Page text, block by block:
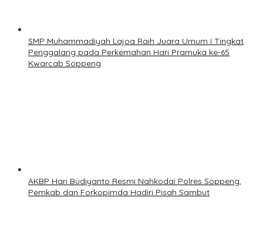
SMP Muhammadiyah Lajoa Raih Juara Umum I Tingkat
Penggalang pada Perkemahan Hari Pramuka ke-65
Kwarcab Soppeng
AKBP Hari Budiyanto Resmi Nahkodai Polres Soppeng,
Pemkab dan Forkopimda Hadiri Pisah Sambut